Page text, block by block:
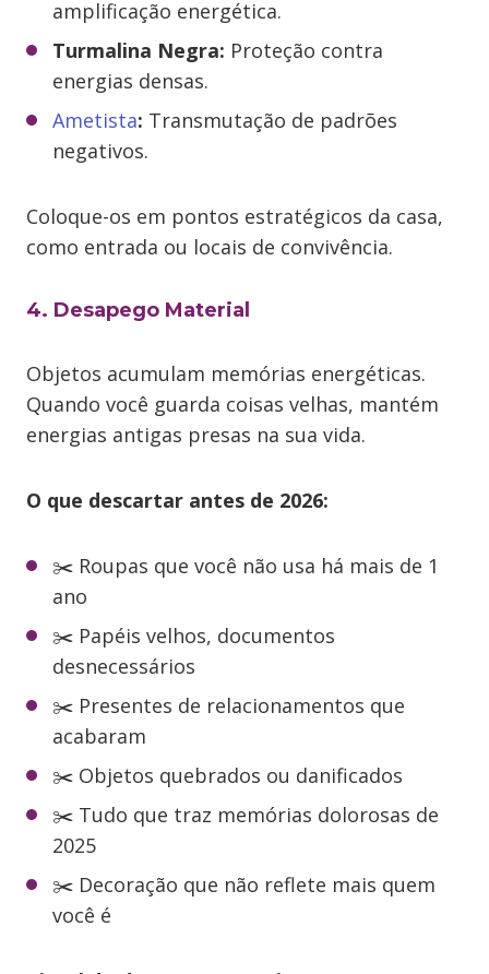
amplificação energética.
Turmalina Negra: Proteção contra
energias densas.
Ametista: Transmutação de padrões
negativos.
Coloque-os em pontos estratégicos da casa,
como entrada ou locais de convivência.
4. Desapego Material
Objetos acumulam memórias energéticas.
Quando você guarda coisas velhas, mantém
energias antigas presas na sua vida.
O que descartar antes de 2026:
✂️ Roupas que você não usa há mais de 1
ano
✂️ Papéis velhos, documentos
desnecessários
✂️ Presentes de relacionamentos que
acabaram
✂️ Objetos quebrados ou danificados
✂️ Tudo que traz memórias dolorosas de
2025
✂️ Decoração que não reflete mais quem
você é